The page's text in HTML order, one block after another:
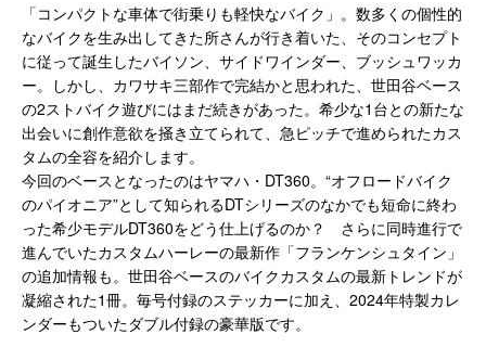
「コンパクトな車体で街乗りも軽快なバイク」。数多くの個性的
なバイクを生み出してきた所さんが行き着いた、そのコンセプト
に従って誕生したバイソン、サイドワインダー、ブッシュワッカ
ー。しかし、カワサキ三部作で完結かと思われた、世田谷ベース
の2ストバイク遊びにはまだ続きがあった。希少な1台との新たな
出会いに創作意欲を掻き立てられて、急ピッチで進められたカス
タムの全容を紹介します。
今回のベースとなったのはヤマハ・DT360。“オフロードバイク
のパイオニア”として知られるDTシリーズのなかでも短命に終わ
った希少モデルDT360をどう仕上げるのか？ さらに同時進行で
進んでいたカスタムハーレーの最新作「フランケンシュタイン」
の追加情報も。世田谷ベースのバイクカスタムの最新トレンドが
凝縮された1冊。毎号付録のステッカーに加え、2024年特製カレ
ンダーもついたダブル付録の豪華版です。